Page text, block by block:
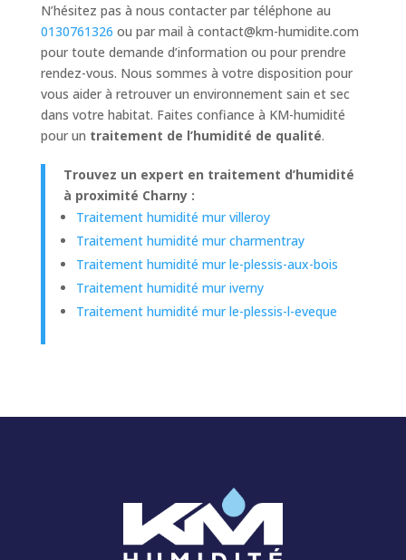
N’hésitez pas à nous contacter par téléphone au
0130761326 ou par mail à contact@km-humidite.com
pour toute demande d’information ou pour prendre
rendez-vous. Nous sommes à votre disposition pour
vous aider à retrouver un environnement sain et sec
dans votre habitat. Faites confiance à KM-humidité
pour un traitement de l’humidité de qualité.
Trouvez un expert en traitement d’humidité
à proximité Charny :
Traitement humidité mur villeroy
Traitement humidité mur charmentray
Traitement humidité mur le-plessis-aux-bois
Traitement humidité mur iverny
Traitement humidité mur le-plessis-l-eveque